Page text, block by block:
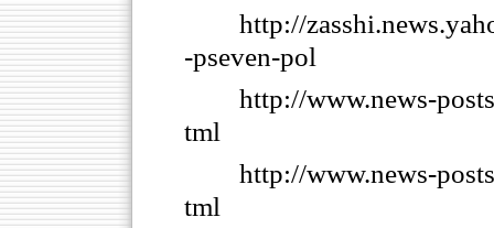
http://
-pseven-pol
http://www.news-
tml
http://www.news-
tml